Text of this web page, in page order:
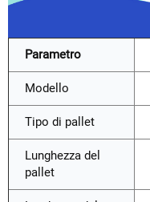
Parametro
Modello
Tipo di pallet
Lunghezza del
pallet